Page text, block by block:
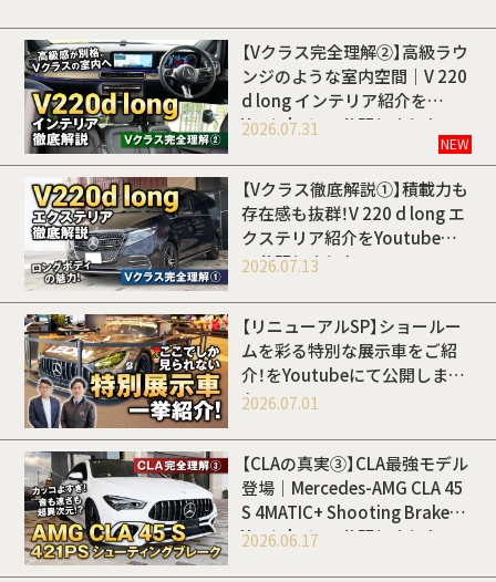
【Vクラス完全理解②】高級ラウ
ンジのような室内空間｜V 220
d long インテリア紹介を
Youtubeにて公開しました
2026.07.31
NEW
【Vクラス徹底解説①】積載力も
存在感も抜群！V 220 d long エ
クステリア紹介をYoutubeに
て公開しました
2026.07.13
【リニューアルSP】ショールー
ムを彩る特別な展示車をご紹
介！をYoutubeにて公開しまし
た
2026.07.01
【CLAの真実③】CLA最強モデル
登場｜Mercedes-AMG CLA 45
S 4MATIC+ Shooting Brakeを
Youtubeにて公開しました
2026.06.17